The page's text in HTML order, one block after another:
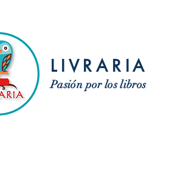
LIVRARIA
Pasión por los libros